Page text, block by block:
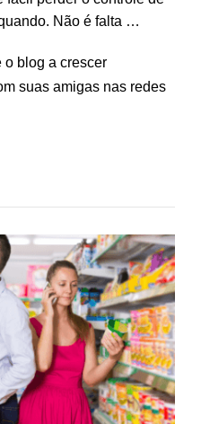
Não é falta …
o blog a crescer
suas amigas nas redes